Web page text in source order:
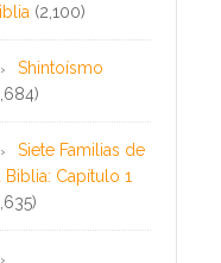
(2,100)
Shintoísmo
Siete Familias de
Biblia: Capítulo 1